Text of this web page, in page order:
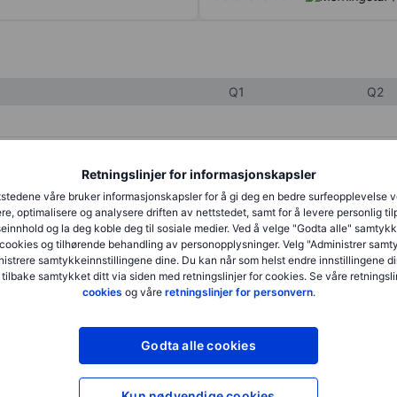
Retningslinjer for informasjonskapsler
våre bruker informasjonskapsler for å gi deg en bedre surfeopplevelse
optimalisere og analysere driften av nettstedet, samt for å levere personlig
og la deg koble deg til sosiale medier. Ved å velge "Godta alle"
og tilhørende behandling av personopplysninger. Velg "Administrer
samtykkeinnstillingene dine. Du kan når som helst endre innstillingene
samtykket ditt via siden med retningslinjer for cookies. Se våre
cookies og våre retningslinjer for personvern.
Godta alle cookies
Q1 Q2
XXXXXXX
XXXXXXX XXXXXXX
XXXXXXX XXXXXXX
XXXXXXX